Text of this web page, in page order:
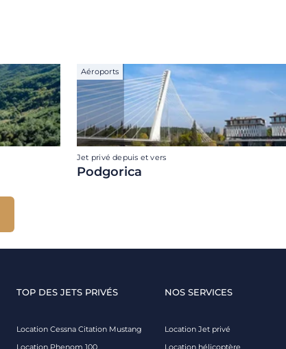
Aéroports
Jet privé depuis et vers
Podgorica
TOP DES JETS PRIVÉS
Location Cessna Citation Mustang
Location Phenom 100
NOS SERVICES
Location Jet privé
Location hélicoptère